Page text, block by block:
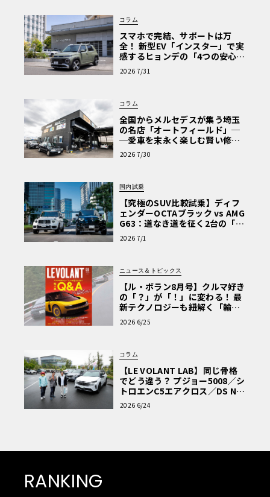
コラム
スマホで完結、サポートは万
全！ 新型EV「インスター」で実
感するヒョンデの「4つの安心」
【第1回・ヒョンデ6つの疑問：
Why? Hyundai?】〈PR〉
2026 7/31
コラム
全国からメルセデスが集う埼玉
の名店「オートフィールド」─
─愛車を末永く楽しむ賢い修理
術と、プロがフックス製オイル
を選ぶ理由〈PR〉
2026 7/30
国内試乗
【究極のSUV比較試乗】ディフ
ェンダーOCTAブラック vs AMG
G63：道なき道を征く2台の「対
極的アプローチ」
2026 7/1
ニュース＆トピックス
【ル・ボラン8月号】クルマ好き
の「？」が「！」に変わる！ 最
新テクノロジーも紐解く「輸入
車Q&A」
2026 6/25
コラム
【LE VOLANT LAB】同じ骨格
でどう違う？ プジョー5008／シ
トロエンC5エアクロス／DS Nº4
読者一気乗りレポート
2026 6/24
RANKING